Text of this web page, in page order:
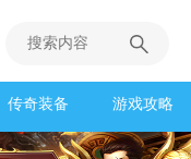
传奇装备 游戏攻略